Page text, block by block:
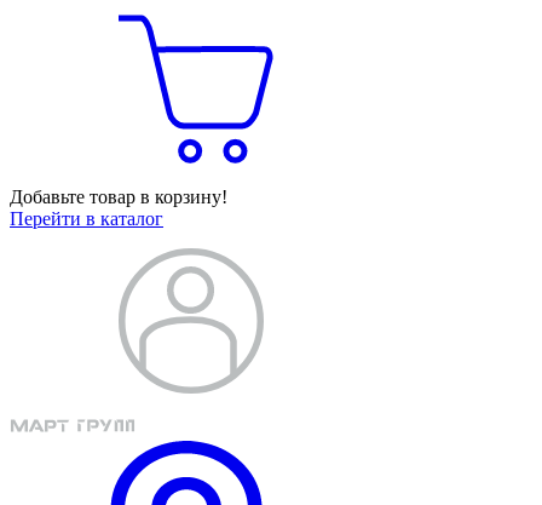
Добавьте товар в корзину!
Перейти в каталог